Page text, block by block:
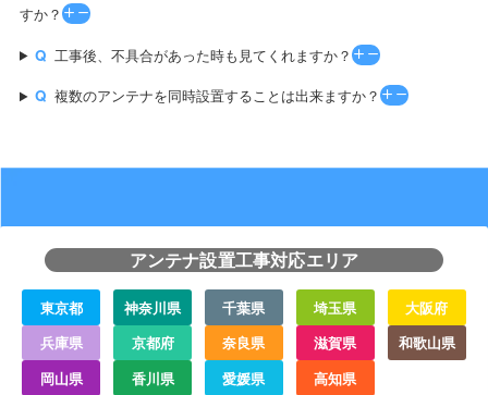
すか？
工事後、不具合があった時も見てくれますか？
複数のアンテナを同時設置することは出来ますか？
アンテナ設置工事対応エリア
東京都 神奈川県 千葉県 埼玉県
大阪府
兵庫県
京都府 奈良県 滋賀県
和歌山県
岡山県
香川県 愛媛県 高知県